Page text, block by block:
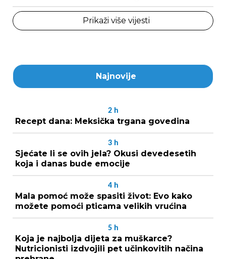
Prikaži više vijesti
Najnovije
2 h
Recept dana: Meksička trgana govedina
3 h
Sjećate li se ovih jela? Okusi devedesetih
koja i danas bude emocije
4 h
Mala pomoć može spasiti život: Evo kako
možete pomoći pticama velikih vrućina
5 h
Koja je najbolja dijeta za muškarce?
Nutricionisti izdvojili pet učinkovitih načina